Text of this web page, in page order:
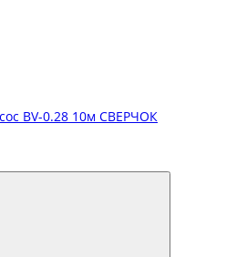
BV-0.28 10м СВЕРЧОК